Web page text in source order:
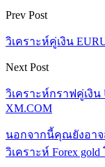
Prev Post
วิเคราะห์คู่เงิน
Next Post
วิเคราะห์กราฟคู่เงิน
XM.COM
นอกจากนี้คุณยังอาจ
วิเคราะห์ Forex